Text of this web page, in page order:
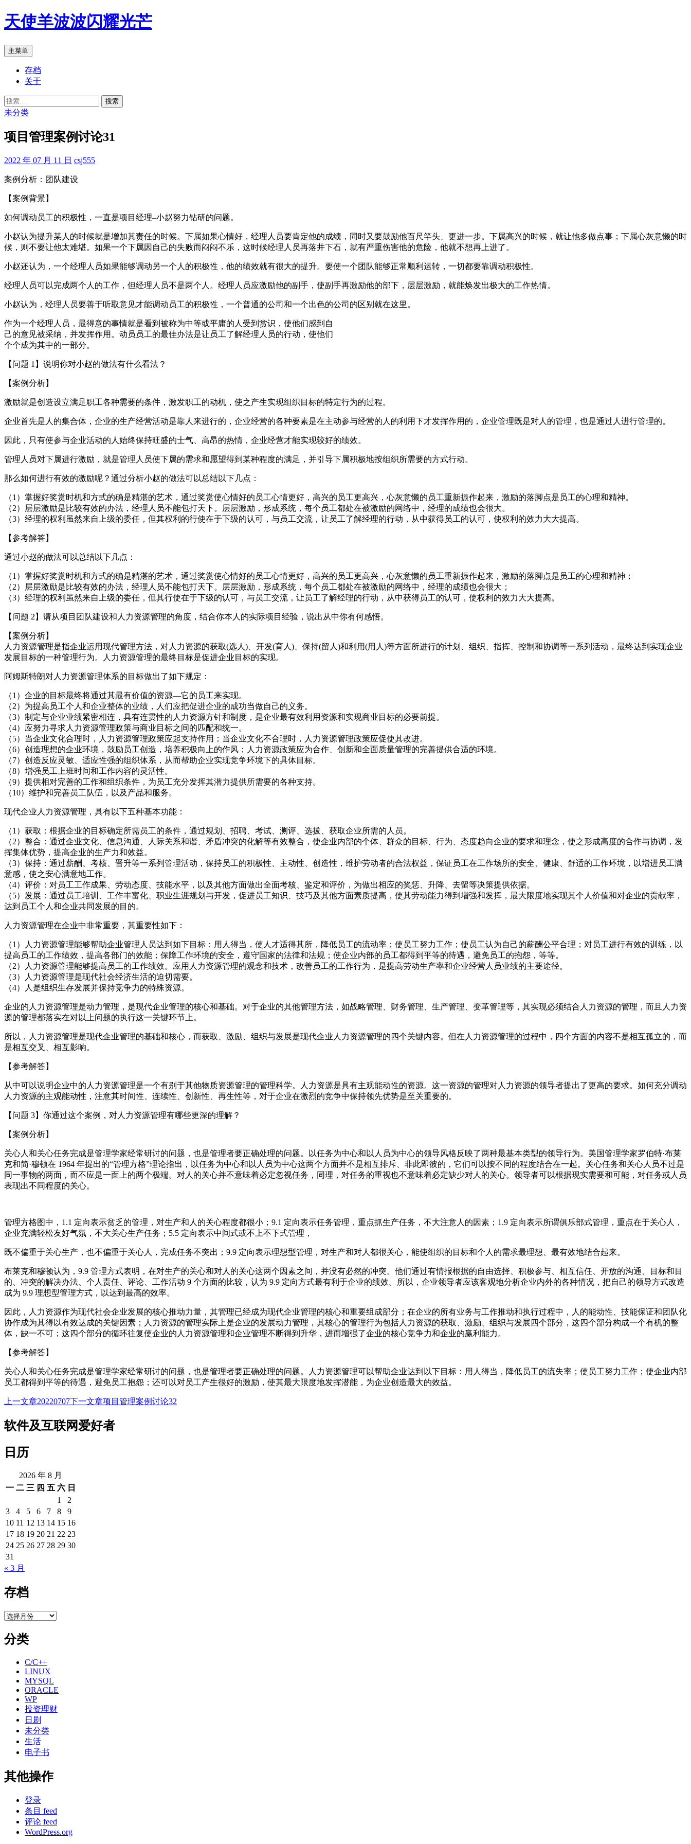
跳
至
文
天使羊波波闪耀光芒
搜
索
主菜单
存档
关于
搜
索：
未分类
项目管理案例讨论31
2022 年 07 月 11 日 csj555
案例分析：团队建设
【案例背景】
如何调动员工的积极性，一直是项目经理–小赵努力钻研的问题。
小赵认为提升某人的时候就是增加其责任的时候。下属如果心情好，经理人员要肯定他的成绩，同时又要鼓励他百尺竿头、更进一步。下属高兴的时候，就让他多做点事；下属心灰意懒的时
候，则不要让他太难堪。如果一个下属因自己的失败而闷闷不乐，这时候经理人员再落井下石，就有严重伤害他的危险，他就不想再上进了。
小赵还认为，一个经理人员如果能够调动另一个人的积极性，他的绩效就有很大的提升。要使一个团队能够正常顺利运转，一切都要靠调动积极性。
经理人员可以完成两个人的工作，但经理人员不是两个人。经理人员应激励他的副手，使副手再激励他的部下，层层激励，就能焕发出极大的工作热情。
小赵认为，经理人员要善于听取意见才能调动员工的积极性，一个普通的公司和一个出色的公司的区别就在这里。
作为一个经理人员，最得意的事情就是看到被称为中等或平庸的人受到赏识，使他们感到自
己的意见被采纳，并发挥作用。动员员工的最佳办法是让员工了解经理人员的行动，使他们
个个成为其中的一部分。
【问题 1】说明你对小赵的做法有什么看法？
【案例分析】
激励就是创造设立满足职工各种需要的条件，激发职工的动机，使之产生实现组织目标的特定行为的过程。
企业首先是人的集合体，企业的生产经营活动是靠人来进行的，企业经营的各种要素是在主动参与经营的人的利用下才发挥作用的，企业管理既是对人的管理，也是通过人进行管理的。
因此，只有使参与企业活动的人始终保持旺盛的士气、高昂的热情，企业经营才能实现较好的绩效。
管理人员对下属进行激励，就是管理人员使下属的需求和愿望得到某种程度的满足，并引导下属积极地按组织所需要的方式行动。
那么如何进行有效的激励呢？通过分析小赵的做法可以总结以下几点：
（1）掌握好奖赏时机和方式的确是精湛的艺术，通过奖赏使心情好的员工心情更好，高兴的员工更高兴，心灰意懒的员工重新振作起来，激励的落脚点是员工的心理和精神。
（2）层层激励是比较有效的办法，经理人员不能包打天下。层层激励，形成系统，每个员工都处在被激励的网络中，经理的成绩也会很大。
（3）经理的权利虽然来自上级的委任，但其权利的行使在于下级的认可，与员工交流，让员工了解经理的行动，从中获得员工的认可，使权利的效力大大提高。
【参考解答】
通过小赵的做法可以总结以下几点：
（1）掌握好奖赏时机和方式的确是精湛的艺术，通过奖赏使心情好的员工心情更好，高兴的员工更高兴，心灰意懒的员工重新振作起来，激励的落脚点是员工的心理和精神；
（2）层层激励是比较有效的办法，经理人员不能包打天下。层层激励，形成系统，每个员工都处在被激励的网络中，经理的成绩也会很大；
（3）经理的权利虽然来自上级的委任，但其行使在于下级的认可，与员工交流，让员工了解经理的行动，从中获得员工的认可，使权利的效力大大提高。
【问题 2】请从项目团队建设和人力资源管理的角度，结合你本人的实际项目经验，说出从中你有何感悟。
【案例分析】
人力资源管理是指企业运用现代管理方法，对人力资源的获取(选人)、开发(育人)、保持(留人)和利用(用人)等方面所进行的计划、组织、指挥、控制和协调等一系列活动，最终达到实现企业
发展目标的一种管理行为。人力资源管理的最终目标是促进企业目标的实现。
阿姆斯特朗对人力资源管理体系的目标做出了如下规定：
（1）企业的目标最终将通过其最有价值的资源—它的员工来实现。
（2）为提高员工个人和企业整体的业绩，人们应把促进企业的成功当做自己的义务。
（3）制定与企业业绩紧密相连，具有连贯性的人力资源方针和制度，是企业最有效利用资源和实现商业目标的必要前提。
（4）应努力寻求人力资源管理政策与商业目标之间的匹配和统一。
（5）当企业文化合理时，人力资源管理政策应起支持作用；当企业文化不合理时，人力资源管理政策应促使其改进。
（6）创造理想的企业环境，鼓励员工创造，培养积极向上的作风；人力资源政策应为合作、创新和全面质量管理的完善提供合适的环境。
（7）创造反应灵敏、适应性强的组织体系，从而帮助企业实现竞争环境下的具体目标。
（8）增强员工上班时间和工作内容的灵活性。
（9）提供相对完善的工作和组织条件，为员工充分发挥其潜力提供所需要的各种支持。
（10）维护和完善员工队伍，以及产品和服务。
现代企业人力资源管理，具有以下五种基本功能：
（1）获取：根据企业的目标确定所需员工的条件，通过规划、招聘、考试、测评、选拔、获取企业所需的人员。
（2）整合：通过企业文化、信息沟通、人际关系和谐、矛盾冲突的化解等有效整合，使企业内部的个体、群众的目标、行为、态度趋向企业的要求和理念，使之形成高度的合作与协调，发
挥集体优势，提高企业的生产力和效益。
（3）保持：通过薪酬、考核、晋升等一系列管理活动，保持员工的积极性、主动性、创造性，维护劳动者的合法权益，保证员工在工作场所的安全、健康、舒适的工作环境，以增进员工满
意感，使之安心满意地工作。
（4）评价：对员工工作成果、劳动态度、技能水平，以及其他方面做出全面考核、鉴定和评价，为做出相应的奖惩、升降、去留等决策提供依据。
（5）发展：通过员工培训、工作丰富化、职业生涯规划与开发，促进员工知识、技巧及其他方面素质提高，使其劳动能力得到增强和发挥，最大限度地实现其个人价值和对企业的贡献率，
达到员工个人和企业共同发展的目的。
人力资源管理在企业中非常重要，其重要性如下：
（1）人力资源管理能够帮助企业管理人员达到如下目标：用人得当，使人才适得其所，降低员工的流动率；使员工努力工作；使员工认为自己的薪酬公平合理；对员工进行有效的训练，以
提高员工的工作绩效，提高各部门的效能；保障工作环境的安全，遵守国家的法律和法规；使企业内部的员工都得到平等的待遇，避免员工的抱怨，等等。
（2）人力资源管理能够提高员工的工作绩效。应用人力资源管理的观念和技术，改善员工的工作行为，是提高劳动生产率和企业经营人员业绩的主要途径。
（3）人力资源管理是现代社会经济生活的迫切需要。
（4）人是组织生存发展并保持竞争力的特殊资源。
企业的人力资源管理是动力管理，是现代企业管理的核心和基础。对于企业的其他管理方法，如战略管理、财务管理、生产管理、变革管理等，其实现必须结合人力资源的管理，而且人力资
源的管理都落实在对以上问题的执行这一关键环节上。
所以，人力资源管理是现代企业管理的基础和核心，而获取、激励、组织与发展是现代企业人力资源管理的四个关键内容。但在人力资源管理的过程中，四个方面的内容不是相互孤立的，而
是相互交叉、相互影响。
【参考解答】
从中可以说明企业中的人力资源管理是一个有别于其他物质资源管理的管理科学。人力资源是具有主观能动性的资源。这一资源的管理对人力资源的领导者提出了更高的要求。如何充分调动
人力资源的主观能动性，注意其时间性、连续性、创新性、再生性等，对于企业在激烈的竞争中保持领先优势是至关重要的。
【问题 3】你通过这个案例，对人力资源管理有哪些更深的理解？
【案例分析】
关心人和关心任务完成是管理学家经常研讨的问题，也是管理者要正确处理的问题。以任务为中心和以人员为中心的领导风格反映了两种最基本类型的领导行为。美国管理学家罗伯特·布莱
克和简·穆顿在 1964 年提出的“管理方格”理论指出，以任务为中心和以人员为中心这两个方面并不是相互排斥、非此即彼的，它们可以按不同的程度结合在一起。关心任务和关心人员不过是
同一事物的两面，而不应是一面上的两个极端。对人的关心并不意味着必定忽视任务，同理，对任务的重视也不意味着必定缺少对人的关心。领导者可以根据现实需要和可能，对任务或人员
表现出不同程度的关心。
管理方格图中，1.1 定向表示贫乏的管理，对生产和人的关心程度都很小；9.1 定向表示任务管理，重点抓生产任务，不大注意人的因素；1.9 定向表示所谓俱乐部式管理，重点在于关心人，
企业充满轻松友好气氛，不大关心生产任务；5.5 定向表示中间式或不上不下式管理，
既不偏重于关心生产，也不偏重于关心人，完成任务不突出；9.9 定向表示理想型管理，对生产和对人都很关心，能使组织的目标和个人的需求最理想、最有效地结合起来。
布莱克和穆顿认为，9.9 管理方式表明，在对生产的关心和对人的关心这两个因素之间，并没有必然的冲突。他们通过有情报根据的自由选择、积极参与、相互信任、开放的沟通、目标和目
的、冲突的解决办法、个人责任、评论、工作活动 9 个方面的比较，认为 9.9 定向方式最有利于企业的绩效。所以，企业领导者应该客观地分析企业内外的各种情况，把自己的领导方式改造
成为 9.9 理想型管理方式，以达到最高的效率。
因此，人力资源作为现代社会企业发展的核心推动力量，其管理已经成为现代企业管理的核心和重要组成部分；在企业的所有业务与工作推动和执行过程中，人的能动性、技能保证和团队化
协作成为其得以有效达成的关键因素；人力资源的管理实际上是企业的发展动力管理，其核心的管理行为包括人力资源的获取、激励、组织与发展四个部分，这四个部分构成一个有机的整
体，缺一不可；这四个部分的循环往复使企业的人力资源管理和企业管理不断得到升华，进而增强了企业的核心竞争力和企业的赢利能力。
【参考解答】
关心人和关心任务完成是管理学家经常研讨的问题，也是管理者要正确处理的问题。人力资源管理可以帮助企业达到以下目标：用人得当，降低员工的流失率；使员工努力工作；使企业内部
员工都得到平等的待遇，避免员工抱怨；还可以对员工产生很好的激励，使其最大限度地发挥潜能，为企业创造最大的效益。
文
章
航
上一文章20220707下一文章项目管理案例讨论32
软件及互联网爱好者
日历
2026 年 8 月
一 二 三 四 五 六 日
1
2
3
4 5 6 7 8
9
10 11 12 13 14 15 16
17 18 19 20 21 22 23
24 25 26 27 28 29 30
31
« 3 月
存档
存
分类
C/C++
LINUX
MYSQL
ORACLE
WP
投资理财
日剧
未分类
生活
电子书
其他操作
登录
条目 feed
评论 feed
WordPress.org